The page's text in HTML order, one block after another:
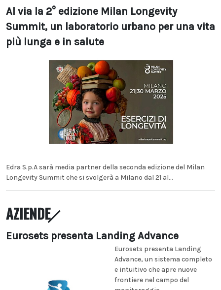
Al via la 2° edizione Milan Longevity
Summit, un laboratorio urbano per una vita
più lunga e in salute
Edra S.p.A sarà media partner della seconda edizione del Milan
Longevity Summit che si svolgerà a Milano dal 21 al...
AZIENDE
Eurosets presenta Landing Advance
Eurosets presenta Landing
Advance, un sistema completo
e intuitivo che apre nuove
frontiere nel campo del